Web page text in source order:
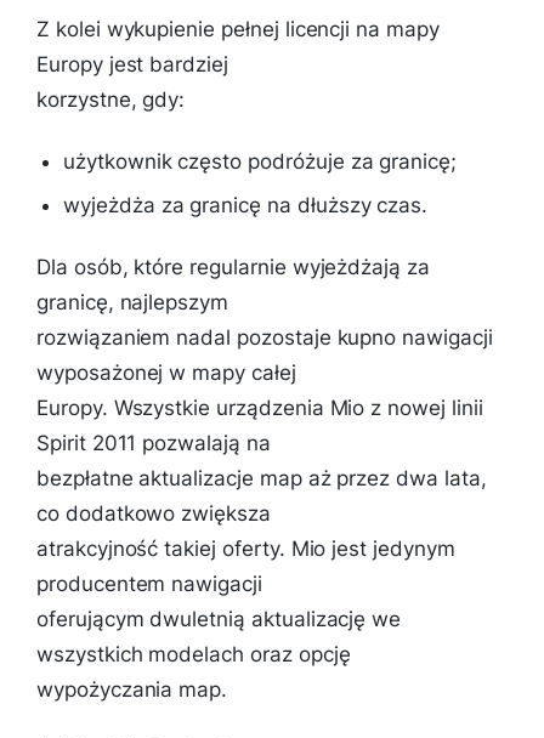
Z kolei wykupienie pełnej licencji na mapy
Europy jest bardziej
korzystne, gdy:
użytkownik często podróżuje za granicę;
wyjeżdża za granicę na dłuższy czas.
Dla osób, które regularnie wyjeżdżają za
granicę, najlepszym
rozwiązaniem nadal pozostaje kupno nawigacji
wyposażonej w mapy całej
Europy. Wszystkie urządzenia Mio z nowej linii
Spirit 2011 pozwalają na
bezpłatne aktualizacje map aż przez dwa lata,
co dodatkowo zwiększa
atrakcyjność takiej oferty. Mio jest jedynym
producentem nawigacji
oferującym dwuletnią aktualizację we
wszystkich modelach oraz opcję
wypożyczania map.